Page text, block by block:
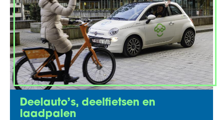
Deelauto’s, deelfietsen en
laadpalen